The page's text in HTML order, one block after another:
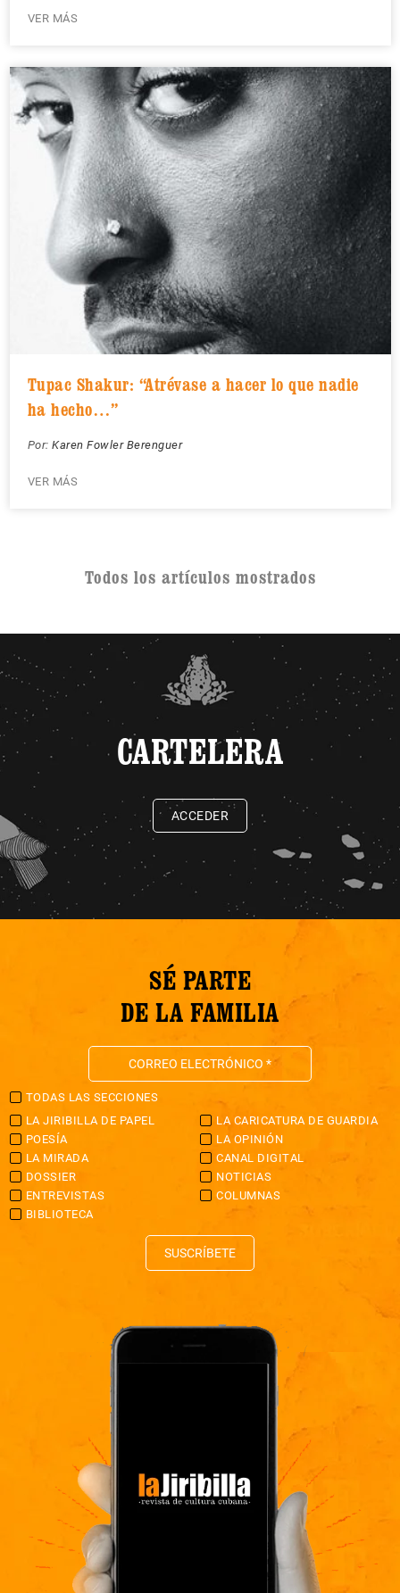
VER MÁS
Tupac Shakur: “Atrévase a hacer lo que nadie
ha hecho…”
Por: Karen Fowler Berenguer
VER MÁS
Todos los artículos mostrados
CARTELERA
ACCEDER
SÉ PARTE
DE LA FAMILIA
TODAS LAS SECCIONES
LA JIRIBILLA DE PAPEL
LA CARICATURA DE GUARDIA
POESÍA
LA OPINIÓN
LA MIRADA
CANAL DIGITAL
DOSSIER
NOTICIAS
ENTREVISTAS
COLUMNAS
BIBLIOTECA
SUSCRÍBETE